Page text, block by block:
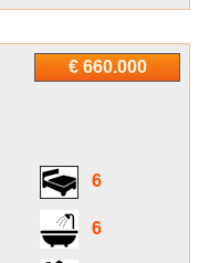
€ 660.000
6
6